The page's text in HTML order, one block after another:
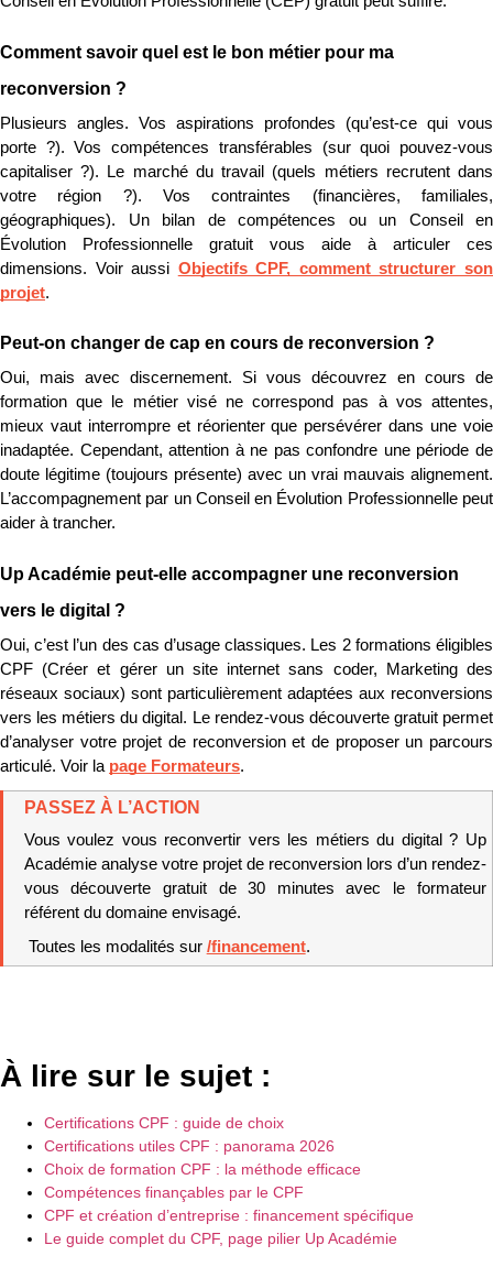
Comment savoir quel est le bon métier pour ma
reconversion ?
Plusieurs angles. Vos aspirations profondes (qu’est-ce qui vous
porte ?). Vos compétences transférables (sur quoi pouvez-vous
capitaliser ?). Le marché du travail (quels métiers recrutent dans
votre région ?). Vos contraintes (financières, familiales,
géographiques). Un bilan de compétences ou un Conseil en
Évolution Professionnelle gratuit vous aide à articuler ces
dimensions. Voir aussi Objectifs CPF, comment structurer son
projet.
Peut-on changer de cap en cours de reconversion ?
Oui, mais avec discernement. Si vous découvrez en cours de
formation que le métier visé ne correspond pas à vos attentes,
mieux vaut interrompre et réorienter que persévérer dans une voie
inadaptée. Cependant, attention à ne pas confondre une période de
doute légitime (toujours présente) avec un vrai mauvais alignement.
L’accompagnement par un Conseil en Évolution Professionnelle peut
aider à trancher.
Up Académie peut-elle accompagner une reconversion
vers le digital ?
Oui, c’est l’un des cas d’usage classiques. Les 2 formations éligibles
CPF (Créer et gérer un site internet sans coder, Marketing des
réseaux sociaux) sont particulièrement adaptées aux reconversions
vers les métiers du digital. Le rendez-vous découverte gratuit permet
d’analyser votre projet de reconversion et de proposer un parcours
articulé. Voir la page Formateurs.
PASSEZ À L’ACTION
Vous voulez vous reconvertir vers les métiers du digital ? Up
Académie analyse votre projet de reconversion lors d’un rendez-
vous découverte gratuit de 30 minutes avec le formateur
référent du domaine envisagé.
Toutes les modalités sur /financement.
À lire sur le sujet :
Certifications CPF : guide de choix
Certifications utiles CPF : panorama 2026
Choix de formation CPF : la méthode efficace
Compétences finançables par le CPF
CPF et création d’entreprise : financement spécifique
Le guide complet du CPF, page pilier Up Académie